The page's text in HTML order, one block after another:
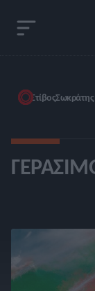
ΣτίβοςΣωκράτης